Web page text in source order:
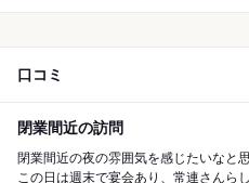
口コミ
閉業間近の訪問
閉業間近の夜の雰囲気を感じたいなと
この日は週末で宴会あり、常連さんら